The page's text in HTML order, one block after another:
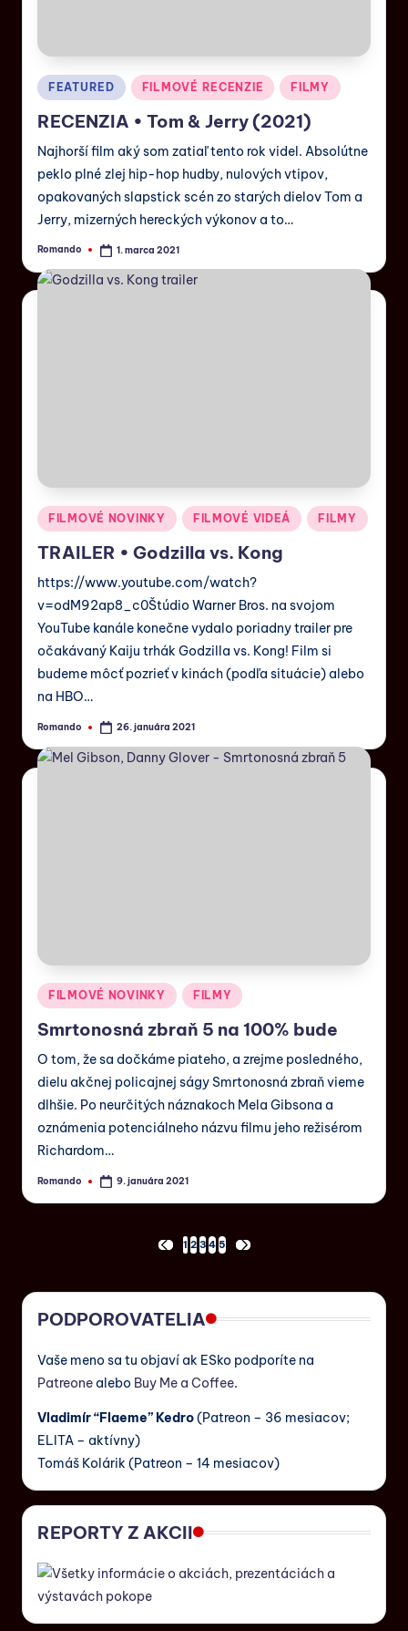
FEATURED FILMOVÉ RECENZIE FILMY
RECENZIA • Tom & Jerry (2021)
Najhorší film aký som zatiaľ tento rok videl. Absolútne
peklo plné zlej hip-hop hudby, nulových vtipov,
opakovaných slapstick scén zo starých dielov Tom a
Jerry, mizerných hereckých výkonov a to…
Romando 1. marca 2021
FILMOVÉ NOVINKY FILMOVÉ VIDEÁ FILMY
TRAILER • Godzilla vs. Kong
https://www.youtube.com/watch?
v=odM92ap8_c0Štúdio Warner Bros. na svojom
YouTube kanále konečne vydalo poriadny trailer pre
očakávaný Kaiju trhák Godzilla vs. Kong! Film si
budeme môcť pozrieť v kinách (podľa situácie) alebo
na HBO…
Romando 26. januára 2021
FILMOVÉ NOVINKY FILMY
Smrtonosná zbraň 5 na 100% bude
O tom, že sa dočkáme piateho, a zrejme posledného,
dielu akčnej policajnej ságy Smrtonosná zbraň vieme
dlhšie. Po neurčitých náznakoch Mela Gibsona a
oznámenia potenciálneho názvu filmu jeho režisérom
Richardom…
Romando 9. januára 2021
1 2 3 4 5
PODPOROVATELIA
Vaše meno sa tu objaví ak ESko podporíte na
Patreone alebo Buy Me a Coffee.
Vladimír “Flaeme” Kedro(Patreon – 36 mesiacov;
ELITA – aktívny)
Tomáš Kolárik (Patreon – 14 mesiacov)
REPORTY Z AKCII